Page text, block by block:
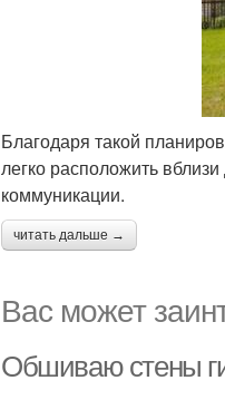
Благодаря такой
легко расположить
коммуникации.
читать дальше →
Вас может
Обшиваю стены